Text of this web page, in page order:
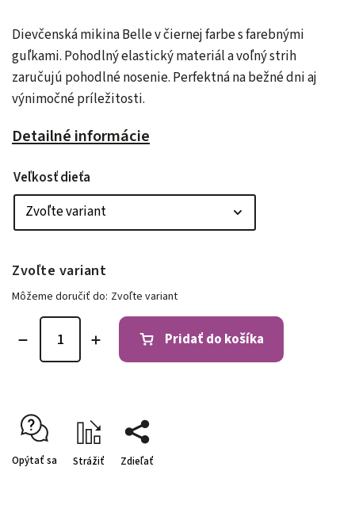
Dievčenská mikina Belle v čiernej farbe s farebnými
guľkami. Pohodlný elastický materiál a voľný strih
zaručujú pohodlné nosenie. Perfektná na bežné dni aj
výnimočné príležitosti.
Detailné informácie
Veľkosť dieťa
Zvoľte variant
Môžeme doručiť do: Zvoľte variant
Pridať do košíka
Opýtať sa Strážiť Zdieľať